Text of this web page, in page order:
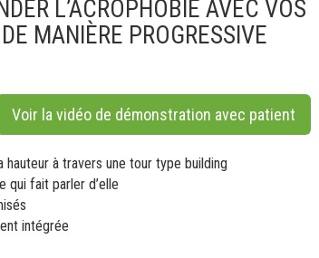
L’ACROPHOBIE AVEC VOS
MANIÈRE PROGRESSIVE
Voir la vidéo de démonstration avec patient
hauteur à travers une tour type building
qui fait parler d’elle
intégrée